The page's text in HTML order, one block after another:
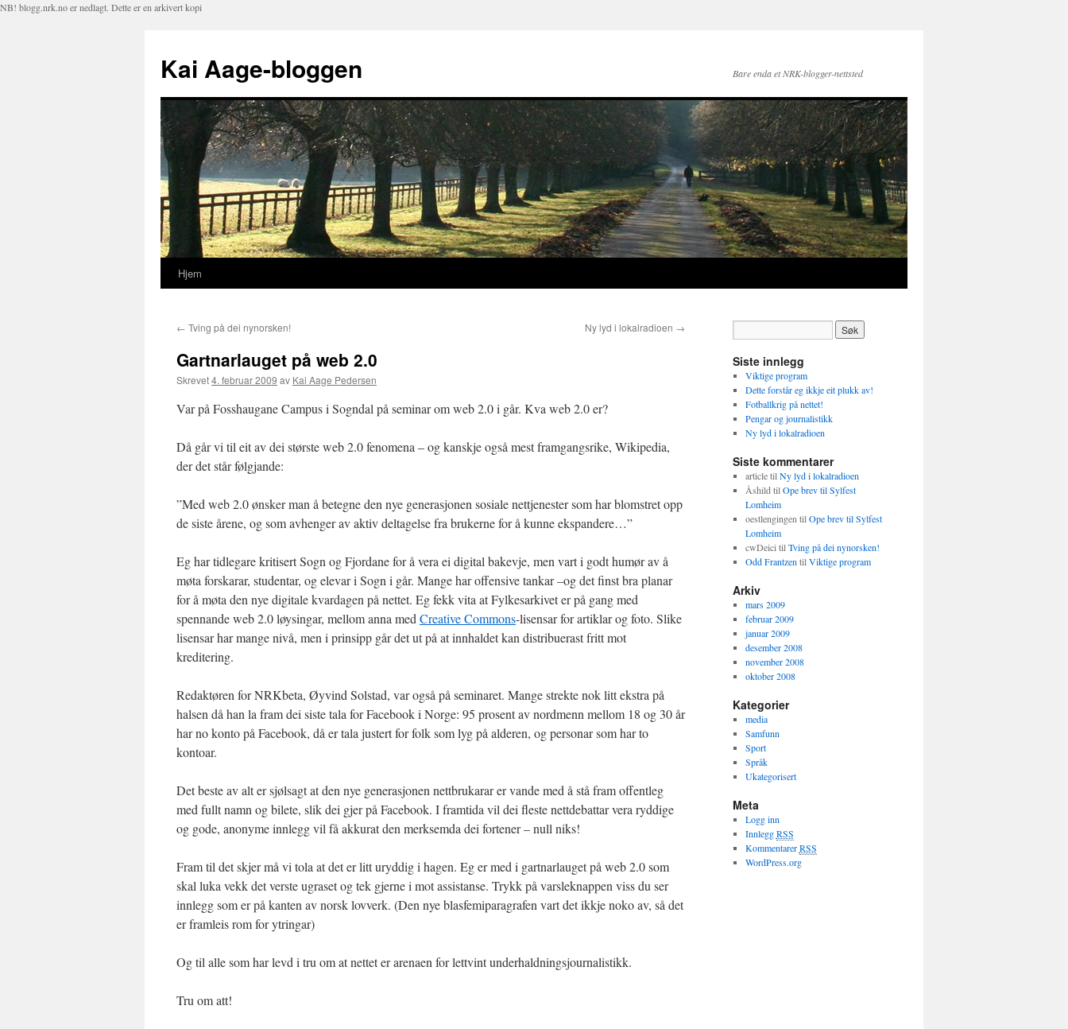
NB! blogg.nrk.no er nedlagt. Dette er en arkivert kopi
Kai Aage-bloggen Bare enda et NRK-blogger-nettsted
Hopp
innhold
Hjem
← Tving på dei nynorsken! Ny lyd i lokalradioen →
Gartnarlauget på web 2.0
Skrevet4. februar 2009 av Kai Aage Pedersen
Var på Fosshaugane Campus i Sogndal på seminar om web 2.0 i går. Kva web 2.0 er?
Då går vi til eit av dei største web 2.0 fenomena – og kanskje også mest framgangsrike, Wikipedia,
der det står følgjande:
”Med web 2.0 ønsker man å betegne den nye generasjonen sosiale nettjenester som har blomstret opp
de siste årene, og som avhenger av aktiv deltagelse fra brukerne for å kunne ekspandere…”
Eg har tidlegare kritisert Sogn og Fjordane for å vera ei digital bakevje, men vart i godt humør av å
møta forskarar, studentar, og elevar i Sogn i går. Mange har offensive tankar –og det finst bra planar
for å møta den nye digitale kvardagen på nettet. Eg fekk vita at Fylkesarkivet er på gang med
spennande web 2.0 løysingar, mellom anna med Creative Commons-lisensar for artiklar og foto. Slike
lisensar har mange nivå, men i prinsipp går det ut på at innhaldet kan distribuerast fritt mot
kreditering.
Redaktøren for NRKbeta, Øyvind Solstad, var også på seminaret. Mange strekte nok litt ekstra på
halsen då han la fram dei siste tala for Facebook i Norge: 95 prosent av nordmenn mellom 18 og 30 år
har no konto på Facebook, då er tala justert for folk som lyg på alderen, og personar som har to
kontoar.
Det beste av alt er sjølsagt at den nye generasjonen nettbrukarar er vande med å stå fram offentleg
med fullt namn og bilete, slik dei gjer på Facebook. I framtida vil dei fleste nettdebattar vera ryddige
og gode, anonyme innlegg vil få akkurat den merksemda dei fortener – null niks!
Fram til det skjer må vi tola at det er litt uryddig i hagen. Eg er med i gartnarlauget på web 2.0 som
skal luka vekk det verste ugraset og tek gjerne i mot assistanse. Trykk på varsleknappen viss du ser
innlegg som er på kanten av norsk lovverk. (Den nye blasfemiparagrafen vart det ikkje noko av, så det
er framleis rom for ytringar)
Og til alle som har levd i tru om at nettet er arenaen for lettvint underhaldningsjournalistikk.
Tru om att!
Siste innlegg
Viktige program
Dette forstår eg ikkje eit plukk av!
Fotballkrig på nettet!
Pengar og journalistikk
Ny lyd i lokalradioen
Siste kommentarer
articletilNy lyd i lokalradioen
Åshild tilOpe brev til Sylfest
Lomheim
oestlengingen tilOpe brev til Sylfest
Lomheim
cwDeici tilTving på dei nynorsken!
Odd Frantzen tilViktige program
Arkiv
mars 2009
februar 2009
januar 2009
desember 2008
november 2008
oktober 2008
Kategorier
media
Samfunn
Sport
Språk
Ukategorisert
Meta
Logg inn
InnleggRSS
KommentarerRSS
WordPress.org